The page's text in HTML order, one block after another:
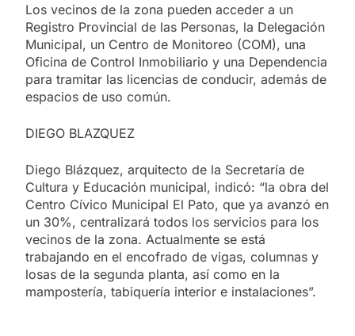
Los vecinos de la zona pueden acceder a un
Registro Provincial de las Personas, la Delegación
Municipal, un Centro de Monitoreo (COM), una
Oficina de Control Inmobiliario y una Dependencia
para tramitar las licencias de conducir, además de
espacios de uso común.
DIEGO BLAZQUEZ
Diego Blázquez, arquitecto de la Secretaría de
Cultura y Educación municipal, indicó: “la obra del
Centro Cívico Municipal El Pato, que ya avanzó en
un 30%, centralizará todos los servicios para los
vecinos de la zona. Actualmente se está
trabajando en el encofrado de vigas, columnas y
losas de la segunda planta, así como en la
mampostería, tabiquería interior e instalaciones”.